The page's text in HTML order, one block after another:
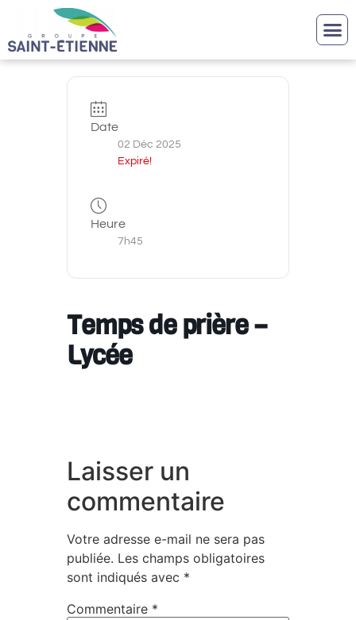
Date
02 Déc 2025
Expiré!
Heure
7h45
Temps de prière –
Lycée
Laisser un
commentaire
Votre adresse e-mail ne sera pas
publiée. Les champs obligatoires
sont indiqués avec *
Commentaire *